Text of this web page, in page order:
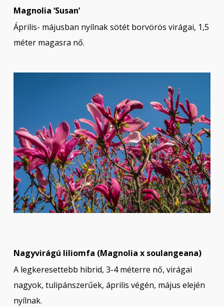
Magnolia ‘Susan’
Április- májusban nyílnak sötét borvörös virágai, 1,5
méter magasra nő.
Nagyvirágú liliomfa (Magnolia x soulangeana)
A legkeresettebb hibrid, 3-4 méterre nő, virágai
nagyok, tulipánszerűek, április végén, május elején
nyílnak.